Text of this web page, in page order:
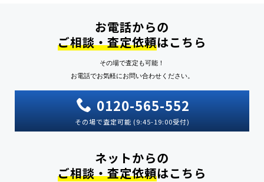
お電話からの
ご相談・査定依頼はこちら
その場で査定も可能！
お電話でお気軽にお問い合わせください。
0120-565-552
その場で査定可能 (9:45-19:00受付)
ネットからの
ご相談・査定依頼はこちら